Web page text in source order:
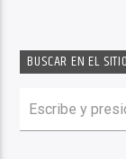
BUSCAR EN EL SITIO